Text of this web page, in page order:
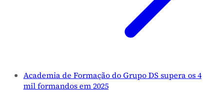
Academia de Formação do Grupo DS supera os 4
mil formandos em 2025